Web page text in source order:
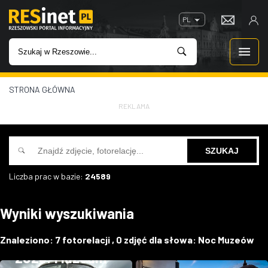
PL
WIADOMOŚCI
INWESTYCJE
IMPREZY
W KINACH
STRONA GŁÓWNA
REKLAMA
Liczba prac w bazie: 24589
Wyniki wyszukiwania
Znaleziono: 7 fotorelacji , 0 zdjęć dla słowa: Noc Muzeów
Noc Muzeów
2025: Muzeum